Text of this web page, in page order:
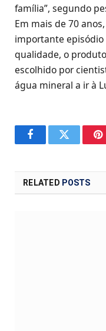
família”, segundo
Em mais de 70
importante
qualidade, o
escolhido por
água mineral a ir à
FacebookTwitter
RELATED POSTS